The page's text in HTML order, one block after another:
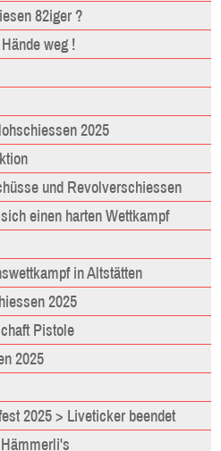
82iger ?
weg !
2025
und Revolverschiessen
einen harten Wettkampf
in Altstätten
2025
Pistole
2025
2025 > Liveticker beendet